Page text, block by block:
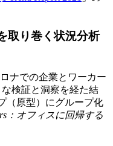
取り巻く状況分析
ナでの企業とワーカー
検証と洞察を経た結
（原型）にグループ化
：オフィスに回帰する